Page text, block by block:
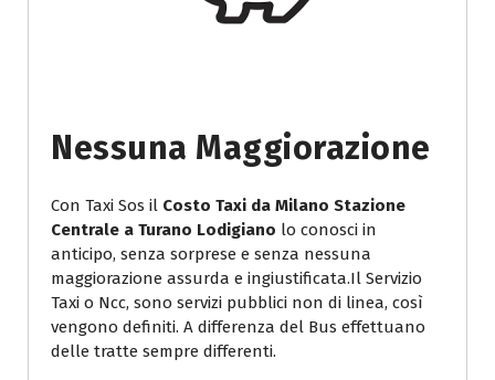
Nessuna Maggiorazione
Con Taxi Sos il Costo Taxi da Milano Stazione
Centrale a Turano Lodigiano lo conosci in
anticipo, senza sorprese e senza nessuna
maggiorazione assurda e ingiustificata.Il Servizio
Taxi o Ncc, sono servizi pubblici non di linea, così
vengono definiti. A differenza del Bus effettuano
delle tratte sempre differenti.